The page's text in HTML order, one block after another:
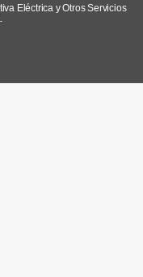
Eléctrica y Otros Servicios